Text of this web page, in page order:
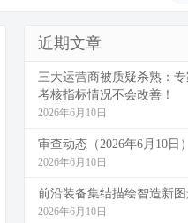
近期文章
三大运营商被质疑杀熟：
考核指标情况不会改善！
2026年6月10日
审查动态（2026年6月10日）
2026年6月10日
前沿装备集结描绘智造新
2026年6月10日